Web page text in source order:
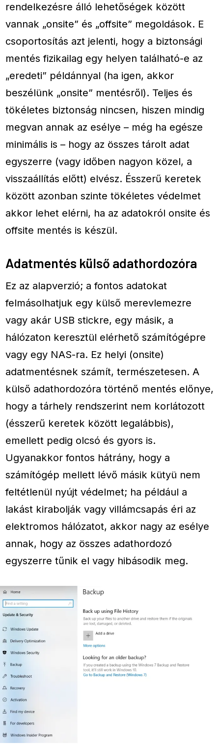
rendelkezésre álló lehetőségek között
vannak „onsite” és „offsite” megoldások. E
csoportosítás azt jelenti, hogy a biztonsági
mentés fizikailag egy helyen található-e az
„eredeti” példánnyal (ha igen, akkor
beszélünk „onsite” mentésről). Teljes és
tökéletes biztonság nincsen, hiszen mindig
megvan annak az esélye – még ha egésze
minimális is – hogy az összes tárolt adat
egyszerre (vagy időben nagyon közel, a
visszaállítás előtt) elvész. Ésszerű keretek
között azonban szinte tökéletes védelmet
akkor lehet elérni, ha az adatokról onsite és
offsite mentés is készül.
Adatmentés külső adathordozóra
Ez az alapverzió; a fontos adatokat
felmásolhatjuk egy külső merevlemezre
vagy akár USB stickre, egy másik, a
hálózaton keresztül elérhető számítógépre
vagy egy NAS-ra. Ez helyi (onsite)
adatmentésnek számít, természetesen. A
külső adathordozóra történő mentés előnye,
hogy a tárhely rendszerint nem korlátozott
(ésszerű keretek között legalábbis),
emellett pedig olcsó és gyors is.
Ugyanakkor fontos hátrány, hogy a
számítógép mellett lévő másik kütyü nem
feltétlenül nyújt védelmet; ha például a
lakást kirabolják vagy villámcsapás éri az
elektromos hálózatot, akkor nagy az esélye
annak, hogy az összes adathordozó
egyszerre tűnik el vagy hibásodik meg.